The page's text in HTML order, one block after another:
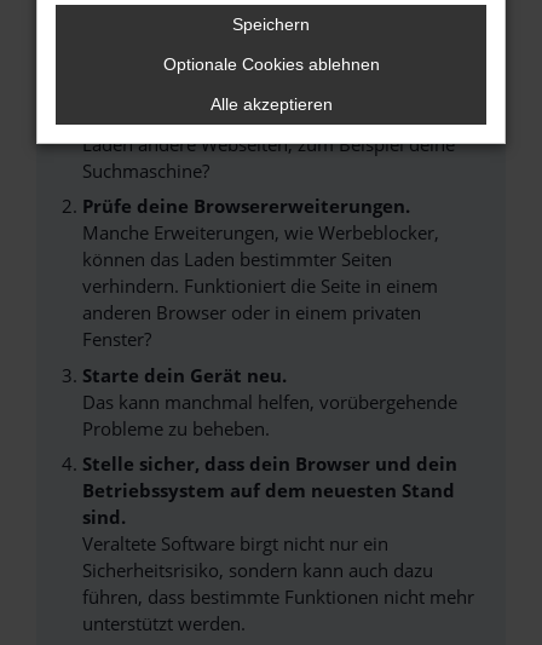
Beim Laden ist ein Fehler aufgetreten.
Internetverbindung.
Laden andere Webseiten, zum Beispiel deine
Suchmaschine?
Prüfe deine Browsererweiterungen.
Manche Erweiterungen, wie Werbeblocker,
können das Laden bestimmter Seiten
verhindern. Funktioniert die Seite in einem
anderen Browser oder in einem privaten
Fenster?
Starte dein Gerät neu.
Das kann manchmal helfen, vorübergehende
Probleme zu beheben.
Stelle sicher, dass dein Browser und dein
Betriebssystem auf dem neuesten Stand
sind.
Veraltete Software birgt nicht nur ein
Sicherheitsrisiko, sondern kann auch dazu
führen, dass bestimmte Funktionen nicht mehr
unterstützt werden.
Speichern
Optionale Cookies ablehnen
Alle akzeptieren